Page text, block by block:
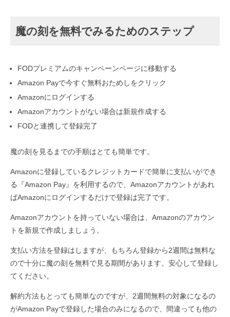
魔の刻を無料でみるためのステップ
FODプレミアムのキャンペーンページに移動する
Amazon Payで今すぐ無料おためしをクリック
Amazonにログインする
Amazonアカウントがない場合は新規作成する
FODと連携して登録完了
魔の刻を見るまでの手順はとても簡単です。
Amazonに登録しているクレジットカードで簡単に支払いができ
る『Amazon Pay』を利用するので、Amazonアカウントがあれ
ばAmazonにログインするだけで登録は完了です。
Amazonアカウントを持っていない場合は、Amazonのアカウン
トを新規で作成しましょう。
支払い方法を登録はしますが、もちろん登録から2週間は無料な
ので十分に魔の刻を無料で見る期間があります。安心して登録し
てください。
解約方法もとっても簡単なのですが、2週間無料の対象になるの
がAmazon Payで登録した場合のみになるので、間違っても他の